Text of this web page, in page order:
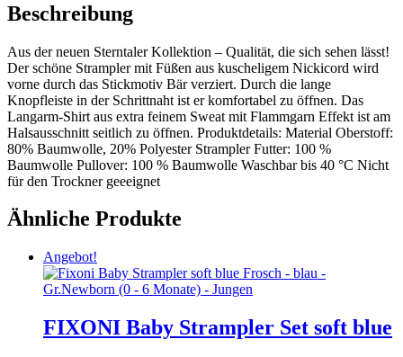
Beschreibung
Aus der neuen Sterntaler Kollektion – Qualität, die sich sehen lässt!
Der schöne Strampler mit Füßen aus kuscheligem Nickicord wird
vorne durch das Stickmotiv Bär verziert. Durch die lange
Knopfleiste in der Schrittnaht ist er komfortabel zu öffnen. Das
Langarm-Shirt aus extra feinem Sweat mit Flammgarn Effekt ist am
Halsausschnitt seitlich zu öffnen. Produktdetails: Material Oberstoff:
80% Baumwolle, 20% Polyester Strampler Futter: 100 %
Baumwolle Pullover: 100 % Baumwolle Waschbar bis 40 °C Nicht
für den Trockner geeeignet
Ähnliche Produkte
Angebot!
FIXONI Baby Strampler Set soft blue